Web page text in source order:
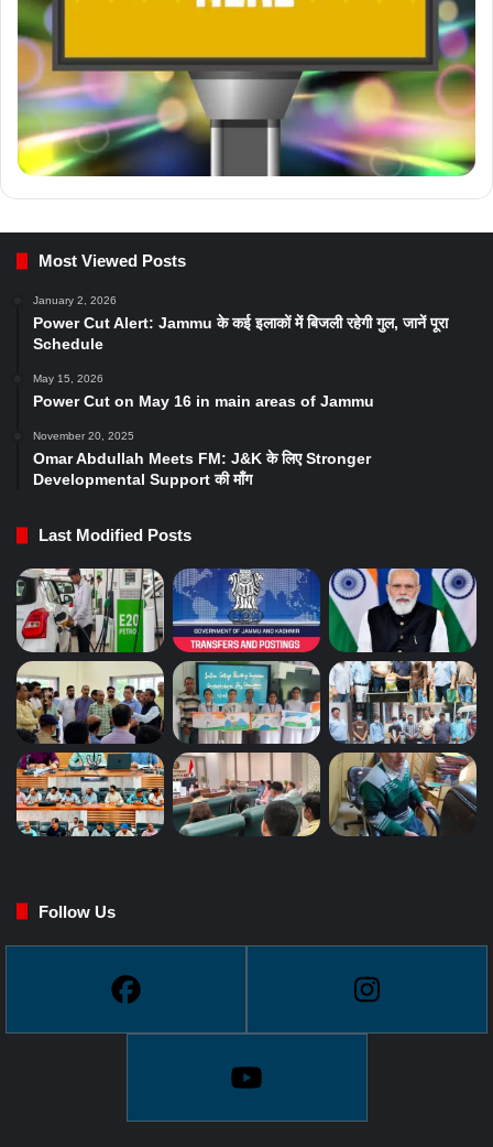
Most Viewed Posts
January 2, 2026
Power Cut Alert: Jammu के कई इलाकों में बिजली रहेगी गुल, जानें पूरा
Schedule
May 15, 2026
Power Cut on May 16 in main areas of Jammu
November 20, 2025
Omar Abdullah Meets FM: J&K के लिए Stronger
Developmental Support की माँग
Last Modified Posts
Follow Us